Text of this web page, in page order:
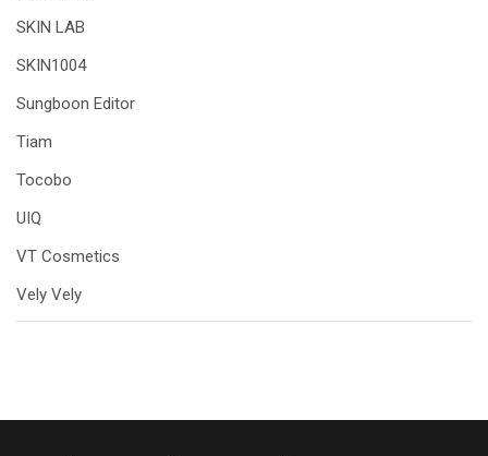
SKIN LAB
SKIN1004
Sungboon Editor
Tiam
Tocobo
UIQ
VT Cosmetics
Vely Vely